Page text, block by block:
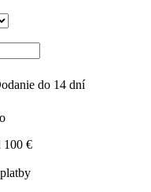
do 14 dní
100 €